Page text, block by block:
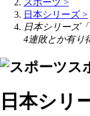
スポーツ >
日本シリーズ >
日本シリーズ
4連敗とか有り
ス
日本シリ